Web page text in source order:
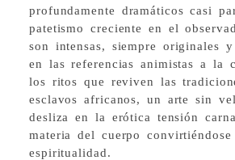
profundamente dramáticos casi
patetismo creciente en el
son intensas, siempre originales
en las referencias animistas a la
los ritos que reviven las
esclavos africanos, un arte sin
desliza en la erótica tensión
materia del cuerpo convirtiéndose
espiritualidad.